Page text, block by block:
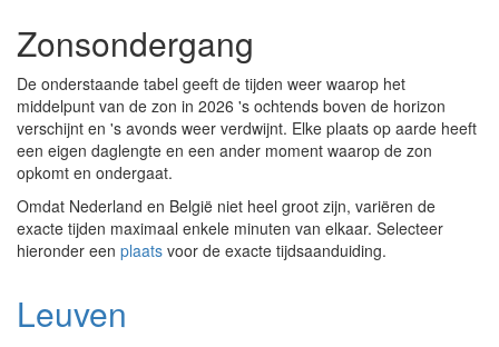
Zonsondergang
De onderstaande tabel geeft de tijden weer waarop het
middelpunt van de zon in 2026 's ochtends boven de horizon
verschijnt en 's avonds weer verdwijnt. Elke plaats op aarde heeft
een eigen daglengte en een ander moment waarop de zon
opkomt en ondergaat.
Omdat Nederland en België niet heel groot zijn, variëren de
exacte tijden maximaal enkele minuten van elkaar. Selecteer
hieronder een plaats voor de exacte tijdsaanduiding.
Leuven